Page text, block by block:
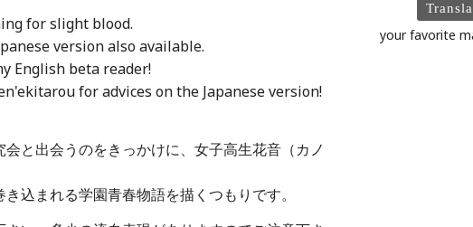
for slight blood.
version also available.
English beta reader!
for advices on the Japanese version!
と出会うのをきっかけに、女子高生花音（カノ
込まれる学園青春物語を描くつもりです。
your favorite